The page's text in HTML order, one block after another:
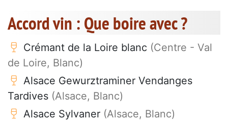
Accord vin : Que boire avec ?
Crémant de la Loire blanc (Centre - Val
de Loire, Blanc)
Alsace Gewurztraminer Vendanges
Tardives (Alsace, Blanc)
Alsace Sylvaner (Alsace, Blanc)